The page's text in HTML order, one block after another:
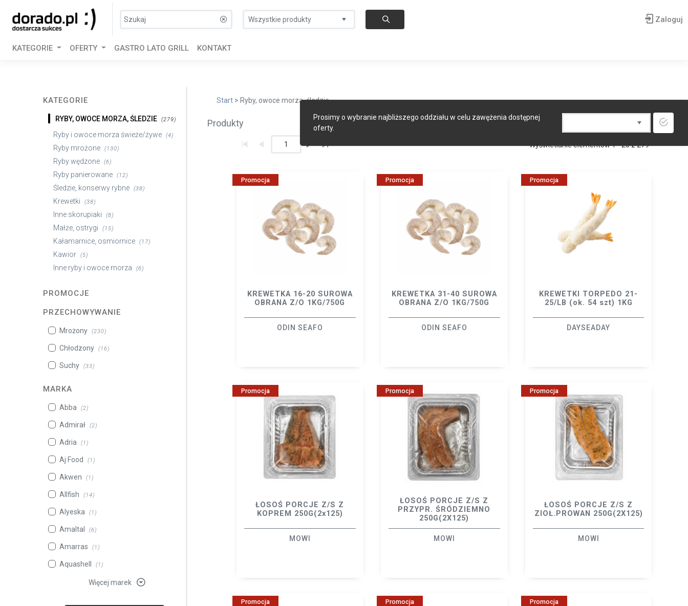
Wszystkie produkty Zaloguj
KATEGORIE OFERTY GASTRO LATO GRILL KONTAKT
Prosimy o wybranie najbliższego oddziału w celu zawężenia dostępnej
oferty.
KATEGORIE
RYBY, OWOCE MORZA, ŚLEDZIE (279)
Ryby i owoce morza świeże/żywe (4)
Ryby mrożone (130)
Ryby wędzone (6)
Ryby panierowane (12)
Śledzie, konserwy rybne (38)
Krewetki (38)
Inne skorupiaki (8)
Małże, ostrygi (15)
Kałamarnice, osmiornice (17)
Kawior (5)
Inne ryby i owoce morza (6)
PROMOCJE
PRZECHOWYWANIE
Mrożony (230)
Chłodzony (16)
Suchy (33)
MARKA
Abba (2)
Admirał (2)
Adria (1)
Aj Food (1)
Akwen (1)
Allfish (14)
Alyeska (1)
Amaltal (6)
Amarras (1)
Aquashell (1)
Więcej marek
Start > Ryby, owoce morza, śledzie
Produkty
1 Wyświetlanie elementów 1 - 20 z 279
Promocja
KREWETKA 16-20 SUROWA
OBRANA Z/O 1KG/750G
ODIN SEAFO
Promocja
KREWETKA 31-40 SUROWA
OBRANA Z/O 1KG/750G
ODIN SEAFO
Promocja
KREWETKI TORPEDO 21-
25/LB (ok. 54 szt) 1KG
DAYSEADAY
Promocja
ŁOSOŚ PORCJE Z/S Z
KOPREM 250G(2x125)
MOWI
Promocja
ŁOSOŚ PORCJE Z/S Z
PRZYPR. ŚRÓDZIEMNO
250G(2X125)
MOWI
Promocja
ŁOSOŚ PORCJE Z/S Z
ZIOŁ.PROWAN 250G(2X125)
MOWI
Promocja Promocja Promocja